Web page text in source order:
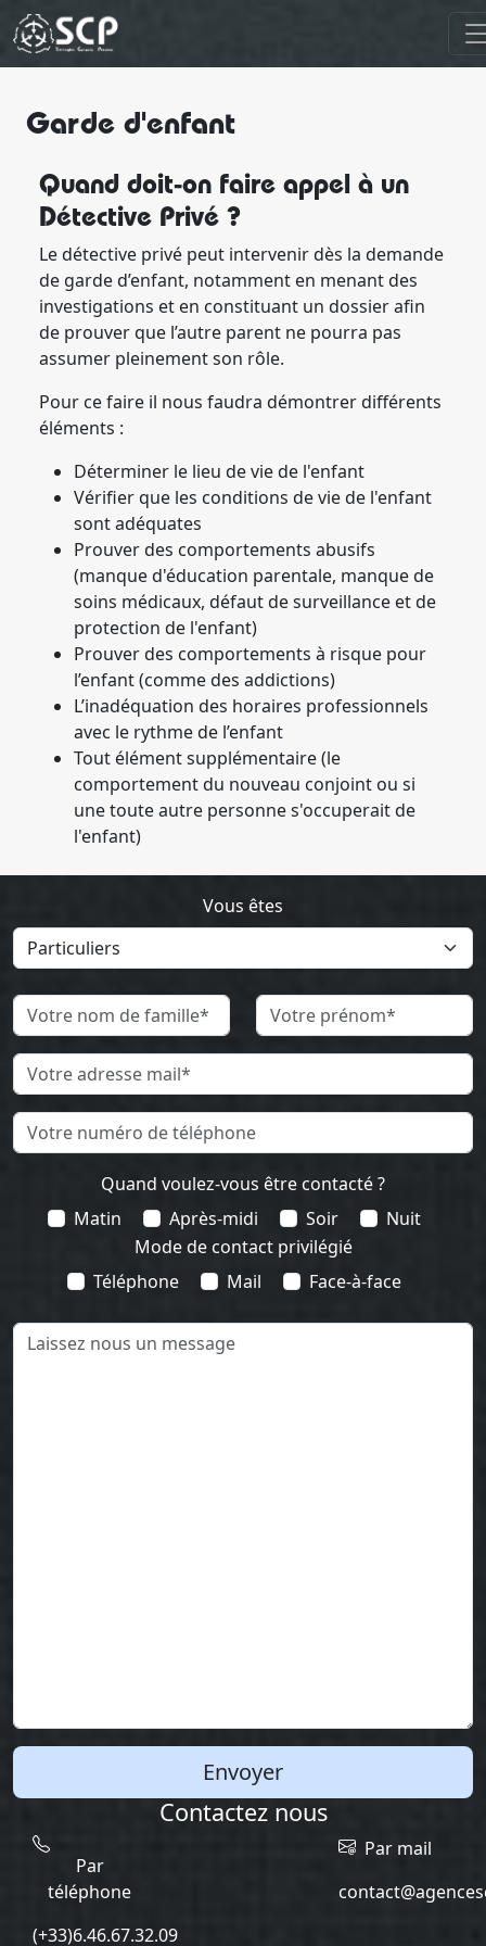
Garde d'enfant
Quand doit-on faire appel à un
Détective Privé ?
Le détective privé peut intervenir dès la demande
de garde d’enfant, notamment en menant des
investigations et en constituant un dossier afin
de prouver que l’autre parent ne pourra pas
assumer pleinement son rôle.
Pour ce faire il nous faudra démontrer différents
éléments :
Déterminer le lieu de vie de l'enfant
Vérifier que les conditions de vie de l'enfant
sont adéquates
Prouver des comportements abusifs
(manque d'éducation parentale, manque de
soins médicaux, défaut de surveillance et de
protection de l'enfant)
Prouver des comportements à risque pour
l’enfant (comme des addictions)
L’inadéquation des horaires professionnels
avec le rythme de l’enfant
Tout élément supplémentaire (le
comportement du nouveau conjoint ou si
une toute autre personne s'occuperait de
l'enfant)
Vous êtes
Quand voulez-vous être contacté ?
Matin
Après-midi Soir
Nuit
Mode de contact privilégié
Téléphone
Mail Face-à-face
Envoyer
Contactez nous
Par
téléphone
(+33)6.46.67.32.09
Par mail